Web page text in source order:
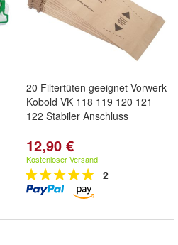
20 Filtertüten geeignet Vorwerk
Kobold VK 118 119 120 121
122 Stabiler Anschluss
12,90 €
Kostenloser Versand
2